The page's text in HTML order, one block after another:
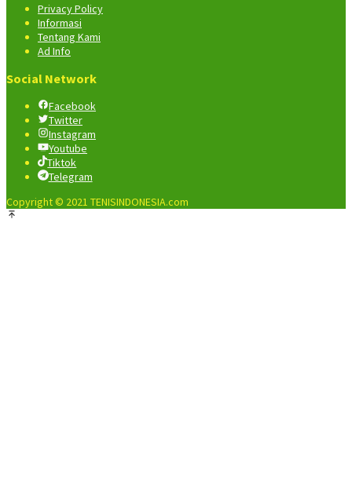
Privacy Policy
Informasi
Tentang Kami
Ad Info
Social Network
Facebook
Twitter
Instagram
Youtube
Tiktok
Telegram
Copyright © 2021 TENISINDONESIA.com